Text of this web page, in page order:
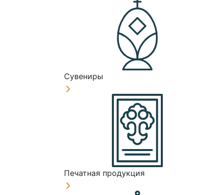
Сувениры
Печатная продукция